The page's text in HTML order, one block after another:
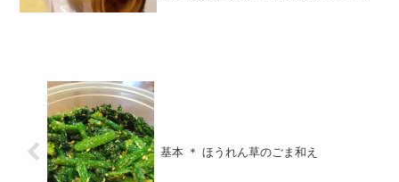
基本 ＊ ほうれん草のごま和え